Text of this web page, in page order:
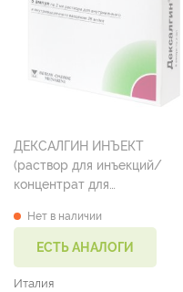
ДЕКСАЛГИН ИНЪЕКТ
(раствор для инъекций/
концентрат для
раствора 25 мг/мл амп. 2 мл
№5)
Нет в наличии
ЕСТЬ АНАЛОГИ
Италия